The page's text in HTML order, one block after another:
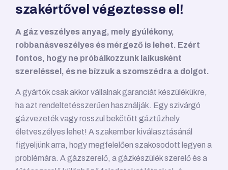
szakértővel végeztesse el!
A gáz veszélyes anyag, mely gyúlékony,
robbanásveszélyes és mérgező is lehet. Ezért
fontos, hogy ne próbálkozzunk laikusként
szereléssel, és ne bízzuk a szomszédra a dolgot.
A gyártók csak akkor vállalnak garanciát készülékükre,
ha azt rendeltetésszerűen használják. Egy szivárgó
gázvezeték vagy rosszul bekötött gáztűzhely
életveszélyes lehet! A szakember kiválasztásánál
figyeljünk arra, hogy megfelelően szakosodott legyen a
problémára. A gázszerelő, a gázkészülék szerelő és a